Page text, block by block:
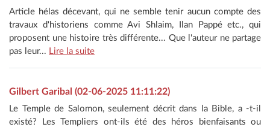
Article hélas décevant, qui ne semble tenir aucun compte des
travaux d'historiens comme Avi Shlaim, Ilan Pappé etc., qui
proposent une histoire très différente... Que l'auteur ne partage
pas leur... Lire la suite
Gilbert Garibal (02-06-2025 11:11:22)
Le Temple de Salomon, seulement décrit dans la Bible, a -t-il
existé? Les Templiers ont-ils été des héros bienfaisants ou